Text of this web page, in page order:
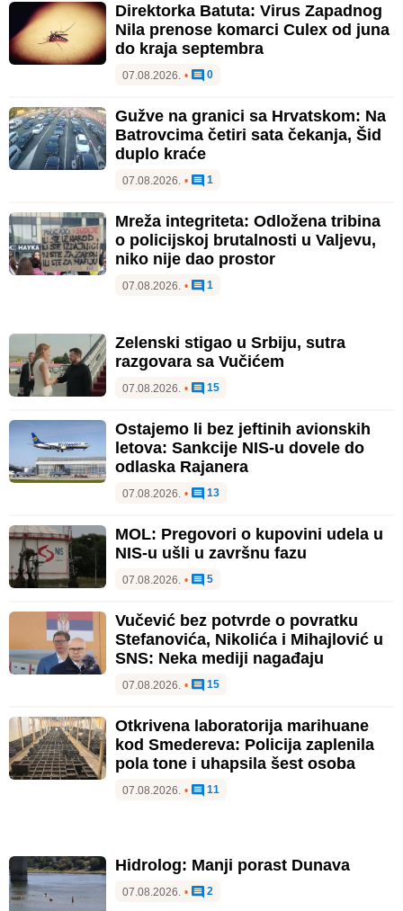
Direktorka Batuta: Virus Zapadnog
Nila prenose komarci Culex od juna
do kraja septembra
07.08.2026. • 0
Gužve na granici sa Hrvatskom: Na
Batrovcima četiri sata čekanja, Šid
duplo kraće
07.08.2026. • 1
Mreža integriteta: Odložena tribina
o policijskoj brutalnosti u Valjevu,
niko nije dao prostor
07.08.2026. • 1
Zelenski stigao u Srbiju, sutra
razgovara sa Vučićem
07.08.2026. • 15
Ostajemo li bez jeftinih avionskih
letova: Sankcije NIS-u dovele do
odlaska Rajanera
07.08.2026. • 13
MOL: Pregovori o kupovini udela u
NIS-u ušli u završnu fazu
07.08.2026. • 5
Vučević bez potvrde o povratku
Stefanovića, Nikolića i Mihajlović u
SNS: Neka mediji nagađaju
07.08.2026. • 15
Otkrivena laboratorija marihuane
kod Smedereva: Policija zaplenila
pola tone i uhapsila šest osoba
07.08.2026. • 11
Hidrolog: Manji porast Dunava
07.08.2026. • 2